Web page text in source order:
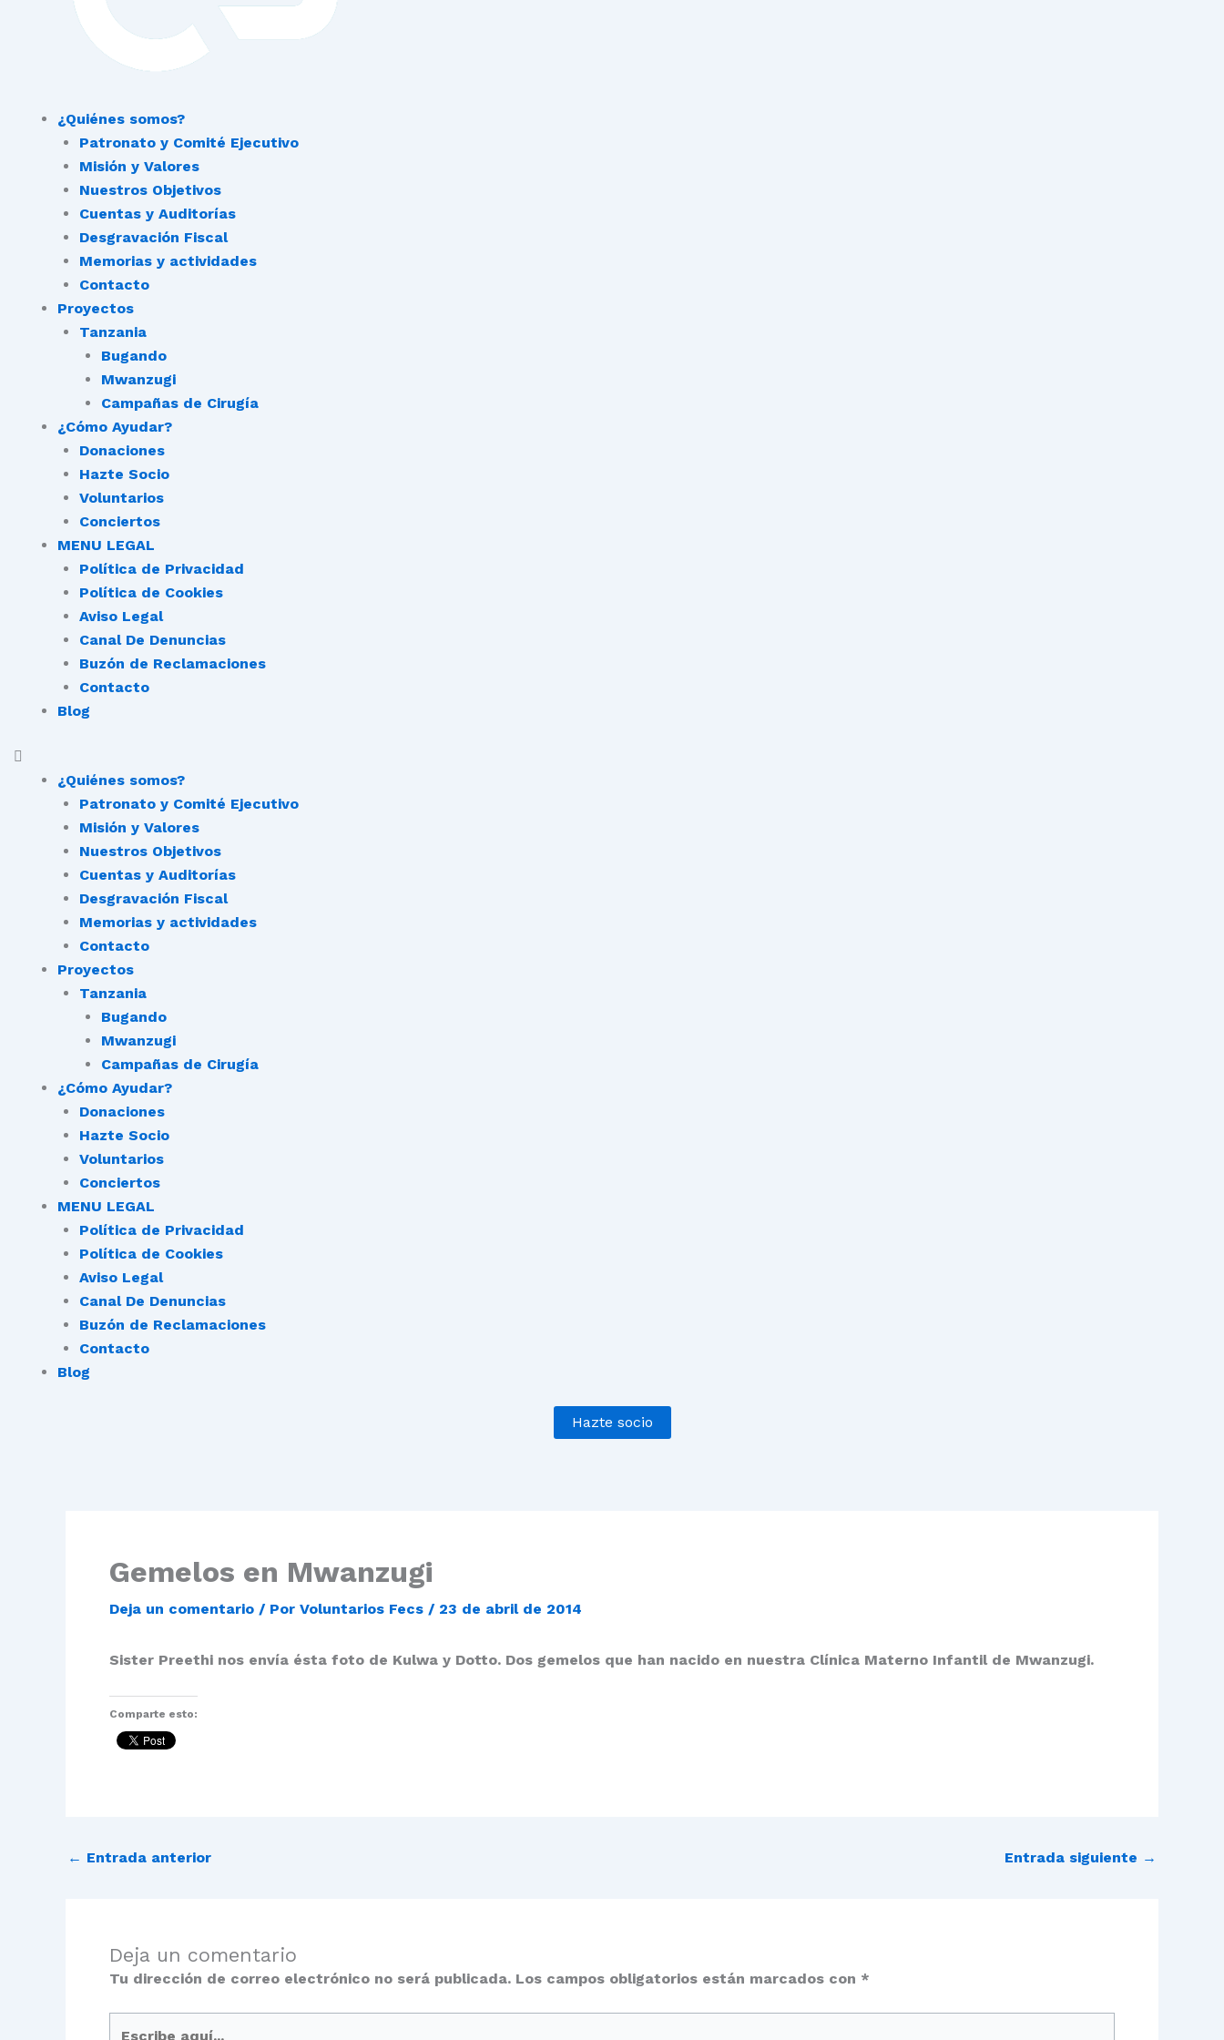
¿Quiénes somos?
Patronato y Comité Ejecutivo
Misión y Valores
Nuestros Objetivos
Cuentas y Auditorías
Desgravación Fiscal
Memorias y actividades
Contacto
Proyectos
Tanzania
Bugando
Mwanzugi
Campañas de Cirugía
¿Cómo Ayudar?
Donaciones
Hazte Socio
Voluntarios
Conciertos
MENU LEGAL
Política de Privacidad
Política de Cookies
Aviso Legal
Canal De Denuncias
Buzón de Reclamaciones
Contacto
Blog
¿Quiénes somos?
Patronato y Comité Ejecutivo
Misión y Valores
Nuestros Objetivos
Cuentas y Auditorías
Desgravación Fiscal
Memorias y actividades
Contacto
Proyectos
Tanzania
Bugando
Mwanzugi
Campañas de Cirugía
¿Cómo Ayudar?
Donaciones
Hazte Socio
Voluntarios
Conciertos
MENU LEGAL
Política de Privacidad
Política de Cookies
Aviso Legal
Canal De Denuncias
Buzón de Reclamaciones
Contacto
Blog
Hazte socio
Gemelos en Mwanzugi
Deja un comentario / Por Voluntarios Fecs / 23 de abril de 2014
Sister Preethi nos envía ésta foto de Kulwa y Dotto. Dos gemelos que han nacido en nuestra Clínica Materno Infantil de Mwanzugi.
Comparte esto:
← Entrada anterior Entrada siguiente →
Deja un comentario
Tu dirección de correo electrónico no será publicada. Los campos obligatorios están marcados con *